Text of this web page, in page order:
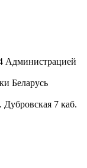
Администрацией
Беларусь
Дубровская 7 каб.